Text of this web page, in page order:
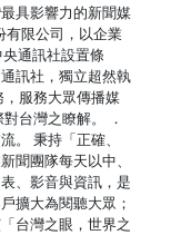
具影響力的新聞媒
有限公司，以企業
通訊社設置條
訊社，獨立超然執
服務大眾傳播媒
台灣之瞭解。 ．
。 秉持「正確、
聞團隊每天以中、
、影音與資訊，是
擴大為閱聽大眾；
台灣之眼，世界之